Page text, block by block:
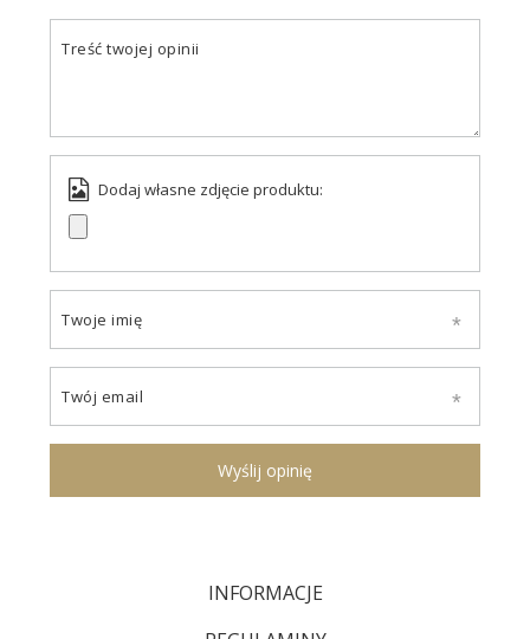
Treść twojej opinii
Dodaj własne zdjęcie produktu:
Twoje imię
Twój email
Wyślij opinię
INFORMACJE